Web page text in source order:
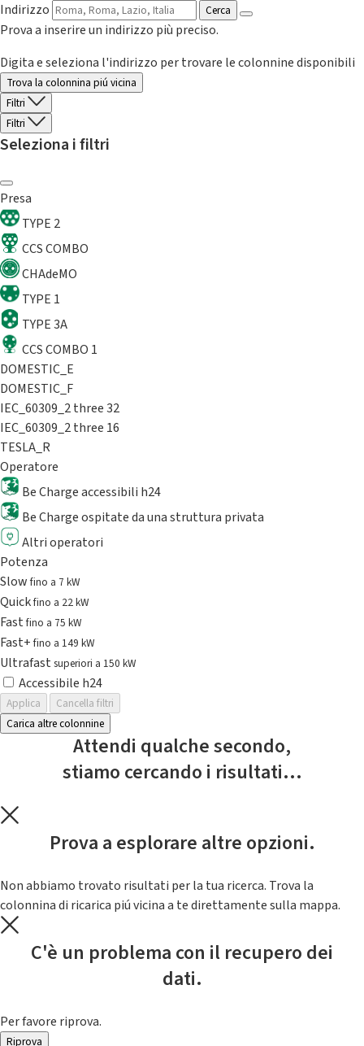
Indirizzo
Cerca
Prova a inserire un indirizzo più preciso.
Digita e seleziona l'indirizzo per trovare le colonnine disponibili
Trova la colonnina piú vicina
Filtri
Filtri
Seleziona i filtri
Presa
TYPE 2
CCS COMBO
CHAdeMO
TYPE 1
TYPE 3A
CCS COMBO 1
DOMESTIC_E
DOMESTIC_F
IEC_60309_2 three 32
IEC_60309_2 three 16
TESLA_R
Operatore
Be Charge accessibili h24
Be Charge ospitate da una struttura privata
Altri operatori
Potenza
Slowfino a 7 kW
Quickfino a 22 kW
Fastfino a 75 kW
Fast+fino a 149 kW
Ultrafast superiori a 150 kW
Accessibile h24
Applica
Cancella filtri
Carica altre colonnine
Attendi qualche secondo,
stiamo cercando i risultati...
Prova a esplorare altre opzioni.
Non abbiamo trovato risultati per la tua ricerca. Trova la
colonnina di ricarica piú vicina a te direttamente sulla mappa.
C'è un problema con il recupero dei
dati.
Per favore riprova.
Riprova